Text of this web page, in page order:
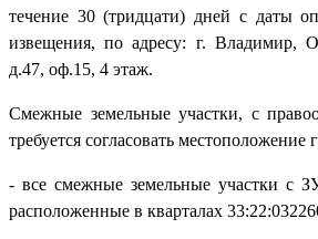
течение 30 (тридцати) дней с даты
извещения, по адресу: г. Владимир,
д.47, оф.15, 4 этаж.
Смежные земельные участки, с
требуется согласовать местоположение
- все смежные земельные участки с
расположенные в кварталах